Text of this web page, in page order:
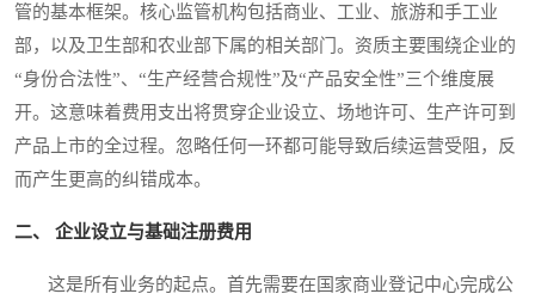
管的基本框架。核心监管机构包括商业、工业、旅游和手工业
部，以及卫生部和农业部下属的相关部门。资质主要围绕企业的
“身份合法性”、“生产经营合规性”及“产品安全性”三个维度展
开。这意味着费用支出将贯穿企业设立、场地许可、生产许可到
产品上市的全过程。忽略任何一环都可能导致后续运营受阻，反
而产生更高的纠错成本。
二、 企业设立与基础注册费用
这是所有业务的起点。首先需要在国家商业登记中心完成公